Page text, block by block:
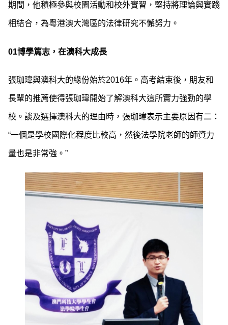
期間，他積極參與校園活動和校外實習，堅持將理論與實踐
相結合，為粵港澳大灣區的法律研究不懈努力。
01博學篤志， 在澳科大成長
張珈瑋與澳科大的緣份始於2016年。高考結束後，朋友和
長輩的推薦使得張珈瑋開始了解澳科大這所實力強勁的學
校。談及選擇澳科大的理由時，張珈瑋表示主要原因有二：
“一個是學校國際化程度比較高，然後法學院老師的師資力
量也是非常強。”